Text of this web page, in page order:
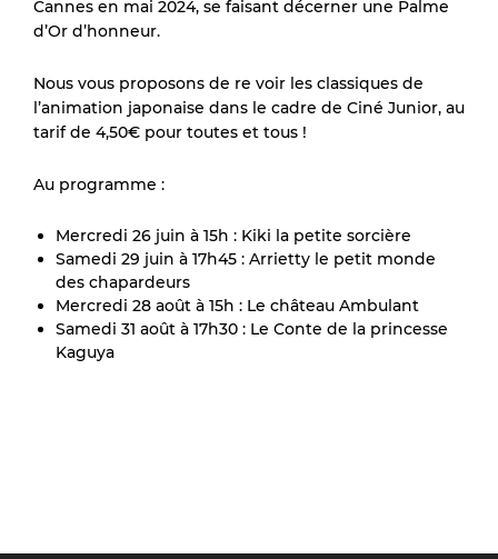
Cannes en mai 2024, se faisant décerner une Palme
d’Or d’honneur.
Nous vous proposons de re voir les classiques de
l’animation japonaise dans le cadre de Ciné Junior, au
tarif de 4,50€ pour toutes et tous !
Au programme :
Mercredi 26 juin à 15h : Kiki la petite sorcière
Samedi 29 juin à 17h45 : Arrietty le petit monde
des chapardeurs
Mercredi 28 août à 15h : Le château Ambulant
Samedi 31 août à 17h30 : Le Conte de la princesse
Kaguya